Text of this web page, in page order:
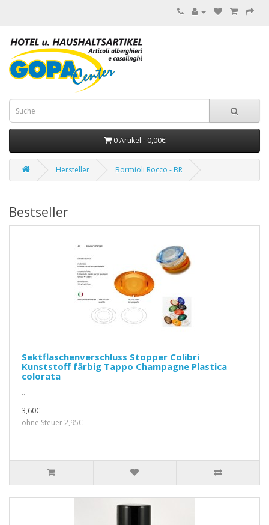
0 Artikel - 0,00€
Hersteller Bormioli Rocco - BR
Bestseller
Sektflaschenverschluss Stopper Colibri
Kunststoff färbig Tappo Champagne Plastica
colorata
..
3,60€
ohne Steuer 2,95€